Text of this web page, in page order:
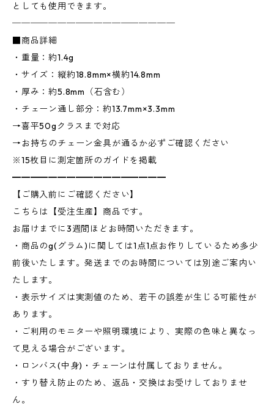
としても使用できます。
──────────────────
■商品詳細
・重量：約1.4g
・サイズ：縦約18.8mm×横約14.8mm
・厚み：約5.8mm（石含む）
・チェーン通し部分：約13.7mm×3.3mm
→喜平50gクラスまで対応
→お持ちのチェーン金具が通るか必ずご確認ください
※15枚目に測定箇所のガイドを掲載
━━━━━━━━━━━━━━━━━
【ご購入前にご確認ください】
こちらは【受注生産】商品です。
お届けまでに3週間ほどお時間いただきます。
・商品のg(グラム)に関しては1点1点お作りしているため多少
前後いたします。発送までのお時間については別途ご案内い
たします。
・表示サイズは実測値のため、若干の誤差が生じる可能性が
あります。
・ご利用のモニターや照明環境により、実際の色味と異なっ
て見える場合がございます。
・ロンバス(中身)・チェーンは付属しておりません。
・すり替え防止のため、返品・交換はお受けしておりませ
ん。